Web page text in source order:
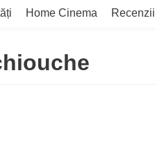
Home Cinema Recenzii